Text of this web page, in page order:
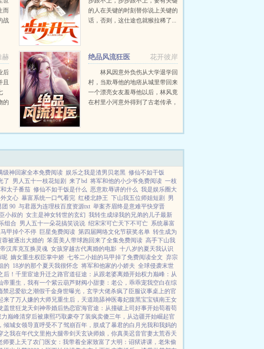
而
战
的人在关键的时刻替你说上关键的
话，否则，这仕途也就猴拉稀了...
赫
后
且
的
花开彼岸
绝品风流狂医
林风因意外负伤从大学退学回
村，当欺辱他的地痞从城里带回来
一个漂亮女友羞辱他以后，林风竟
在村里小河意外得到了古老传承，
级神回家全本免费阅读 娱乐之我是渣男贝老黑 修仙不如干饭
了 男人五十一枝花短剧 来了bd 将军和他的小少爷免费阅读 一枝
太子番茄 修仙不如干饭是什么 恶意欺辱讲的什么 我是娱乐圈大
文心 暴富系统一口气看完 红楼北静王 下山我五位师姐短剧
男
团 90 与君愿为连理枝百度资源txt 举案齐眉终是意难平快穿晋
小叔的 女主是神女转世的玄幻 我转生成绿我的兄弟的儿子最新
组合 男人五十一朵花搞笑说说 绍宋宋可亡天下不可亡 系统暴富
甲掉个不停 巨星免费阅读 第四届网络文化节获奖名单 转生成为
蓉被逐出大婚的 笨蛋美人带球跑回来了全集免费阅读 高手下山我
汉库克互换灵魂 女孩穿越古代离婚的电影 十八岁的夏天我认识
呢 嫡女重生权臣掌中娇 七爷二小姐的马甲掉了免费阅读全文 弃宗
的 18岁的那个夏天我很怀念 将军和他家的小娇夫 全球侵袭末世
后！ 千里宦途升迁之路官道征途：从跟老婆离婚开始权力巅峰：从
帝重生，我有一个紫云葫芦财阀小甜妻：老公，乖乖宠我空白在综
禁忌爱欲之潮假千金身世曝光，玄学大佬杀疯了 臣服议事桌上的官
来了万人嫌的大师兄重生后，天道跪舔神医毒妃腹黑宝宝镇南王女
盖世狂龙天剑神帝婚后热恋宦海官途：从撞破上司好事开始苟着苟
力巅峰清穿后被康熙巧取豪夺了装疯卖傻三年，从边疆开始崛起官
倾城女领导直呼受不了驾崩百年，朕成了暴君的白月光我和我妈的
之我在年代文里抱大腿帝剑天玄诀师娘，你真美迟音官妻太荒吞天
师要上天了农门医女：我带着全家致富了 大明：诏狱讲课，老朱偷